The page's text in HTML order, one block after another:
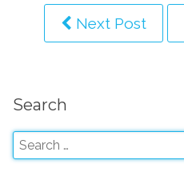
Next Post
Search